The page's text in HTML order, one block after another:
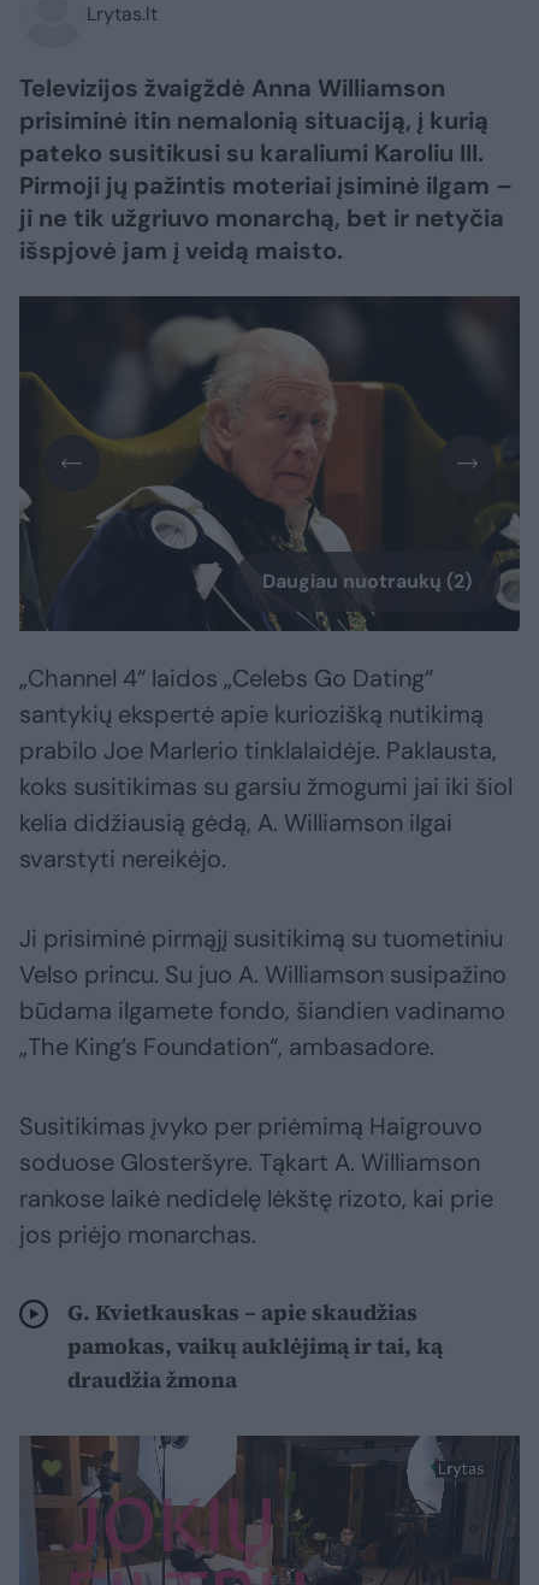
Lrytas.lt
Televizijos žvaigždė Anna Williamson
prisiminė itin nemalonią situaciją, į kurią
pateko susitikusi su karaliumi Karoliu III.
Pirmoji jų pažintis moteriai įsiminė ilgam –
ji ne tik užgriuvo monarchą, bet ir netyčia
išspjovė jam į veidą maisto.
Daugiau nuotraukų (2)
„Channel 4“ laidos „Celebs Go Dating“
santykių ekspertė apie kuriozišką nutikimą
prabilo Joe Marlerio tinklalaidėje. Paklausta,
koks susitikimas su garsiu žmogumi jai iki šiol
kelia didžiausią gėdą, A. Williamson ilgai
svarstyti nereikėjo.
Ji prisiminė pirmąjį susitikimą su tuometiniu
Velso princu. Su juo A. Williamson susipažino
būdama ilgamete fondo, šiandien vadinamo
„The King’s Foundation“, ambasadore.
Susitikimas įvyko per priėmimą Haigrouvo
soduose Glosteršyre. Tąkart A. Williamson
rankose laikė nedidelę lėkštę rizoto, kai prie
jos priėjo monarchas.
G. Kvietkauskas – apie skaudžias
pamokas, vaikų auklėjimą ir tai, ką
draudžia žmona